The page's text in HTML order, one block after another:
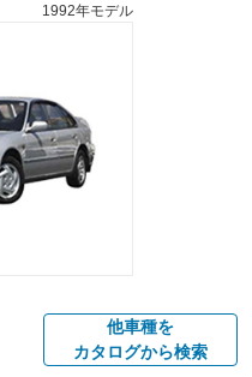
1992年モデル
他車種を
カタログから検索